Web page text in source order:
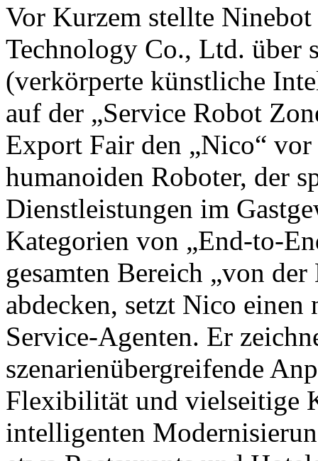
Vor Kurzem stellte
Technology Co., Ltd. über
(verkörperte künstliche
auf der „Service Robot
Export Fair den „Nico“
humanoiden Roboter, der
Dienstleistungen im
Kategorien von „End-to-
gesamten Bereich „von
abdecken, setzt Nico
Service-Agenten. Er
szenarienübergreifende
Flexibilität und vielseitige
intelligenten